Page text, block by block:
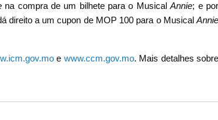
na compra de um bilhete para o MusicalAnnie; e por
direito a um cupon de MOP 100 para o MusicalAnnie
e www.ccm.gov.mo. Mais detalhes sobre